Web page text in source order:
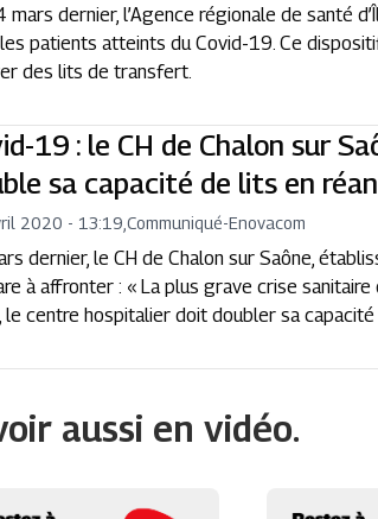
mars dernier, l’Agence régionale de santé
patients atteints du Covid-19. Ce
des lits de transfert.
19 : le CH de Chalon sur
sa capacité de lits en
2020 - 13:19 ,Communiqué-Enovacom
dernier, le CH de Chalon sur Saône,
à affronter : « La plus grave crise sanitaire
le centre hospitalier doit doubler sa
aussi en vidéo.